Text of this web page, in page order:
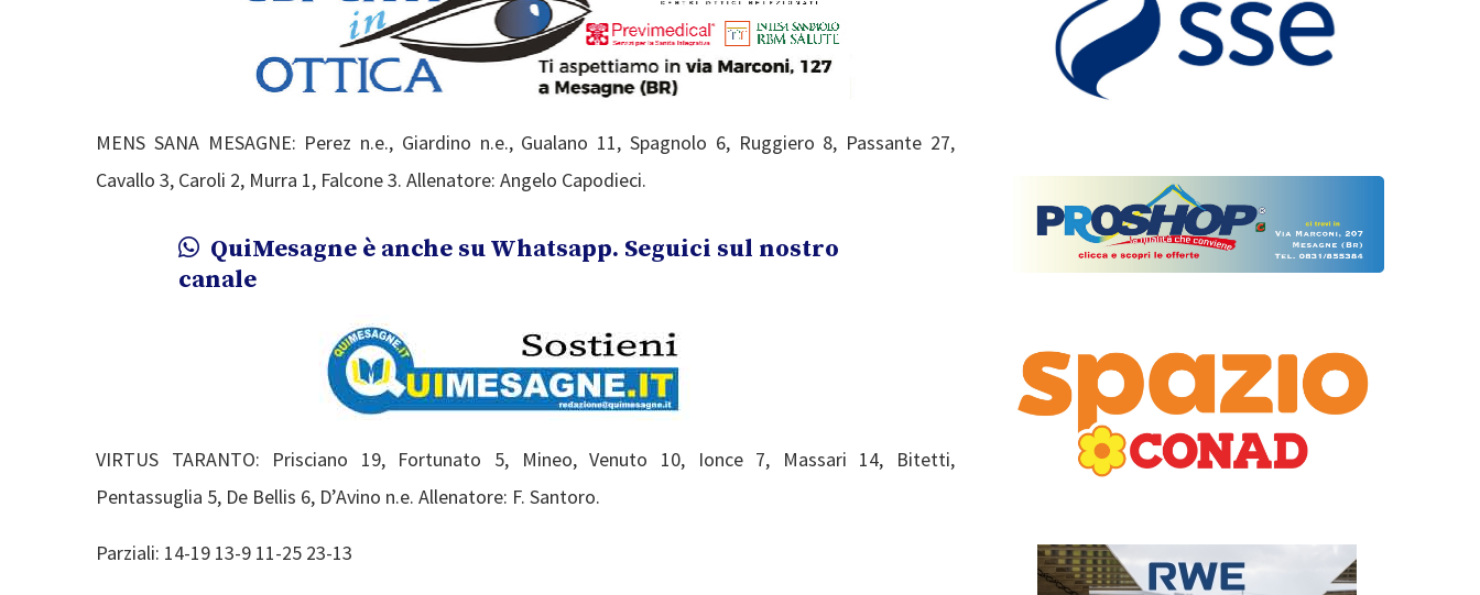
MENS SANA MESAGNE: Perez n.e., Giardino n.e., Gualano 11, Spagnolo 6, Ruggiero 8, Passante 27,
Cavallo 3, Caroli 2, Murra 1, Falcone 3. Allenatore: Angelo Capodieci.
QuiMesagne è anche su Whatsapp. Seguici sul nostro
canale
VIRTUS TARANTO: Prisciano 19, Fortunato 5, Mineo, Venuto 10, Ionce 7, Massari 14, Bitetti,
Pentassuglia 5, De Bellis 6, D’Avino n.e. Allenatore: F. Santoro.
Parziali: 14-19 13-9 11-25 23-13